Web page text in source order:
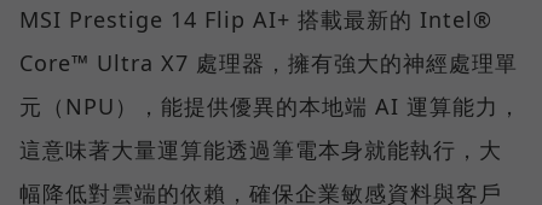
MSI Prestige 14 Flip AI+ 搭載最新的 Intel®
Core™ Ultra X7 處理器，擁有強大的神經處理單
元（NPU），能提供優異的本地端 AI 運算能力，
這意味著大量運算能透過筆電本身就能執行，大
幅降低對雲端的依賴，確保企業敏感資料與客戶